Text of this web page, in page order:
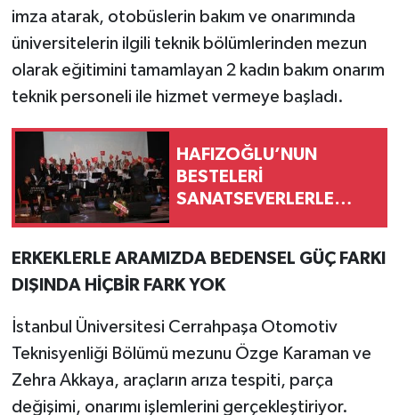
imza atarak, otobüslerin bakım ve onarımında
üniversitelerin ilgili teknik bölümlerinden mezun
olarak eğitimini tamamlayan 2 kadın bakım onarım
teknik personeli ile hizmet vermeye başladı.
HAFIZOĞLU’NUN
BESTELERİ
SANATSEVERLERLE
ERKEKLERLE ARAMIZDA BEDENSEL GÜÇ FARKI
DIŞINDA HİÇBİR FARK YOK
İstanbul Üniversitesi Cerrahpaşa Otomotiv
Teknisyenliği Bölümü mezunu Özge Karaman ve
Zehra Akkaya, araçların arıza tespiti, parça
değişimi, onarımı işlemlerini gerçekleştiriyor.